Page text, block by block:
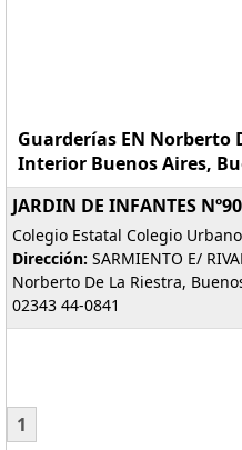
Guarderías EN Norberto
Interior Buenos Aires,
JARDIN DE INFANTES
Colegio Estatal Colegio Urbano
Dirección: SARMIENTO E/
Norberto De La Riestra,
02343 44-0841
1